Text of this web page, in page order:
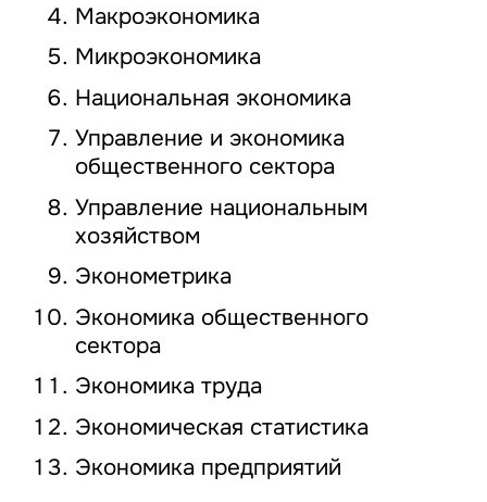
Макроэкономика
Микроэкономика
Национальная экономика
Управление и экономика
общественного сектора
Управление национальным
хозяйством
Эконометрика
Экономика общественного
сектора
Экономика труда
Экономическая статистика
Экономика предприятий